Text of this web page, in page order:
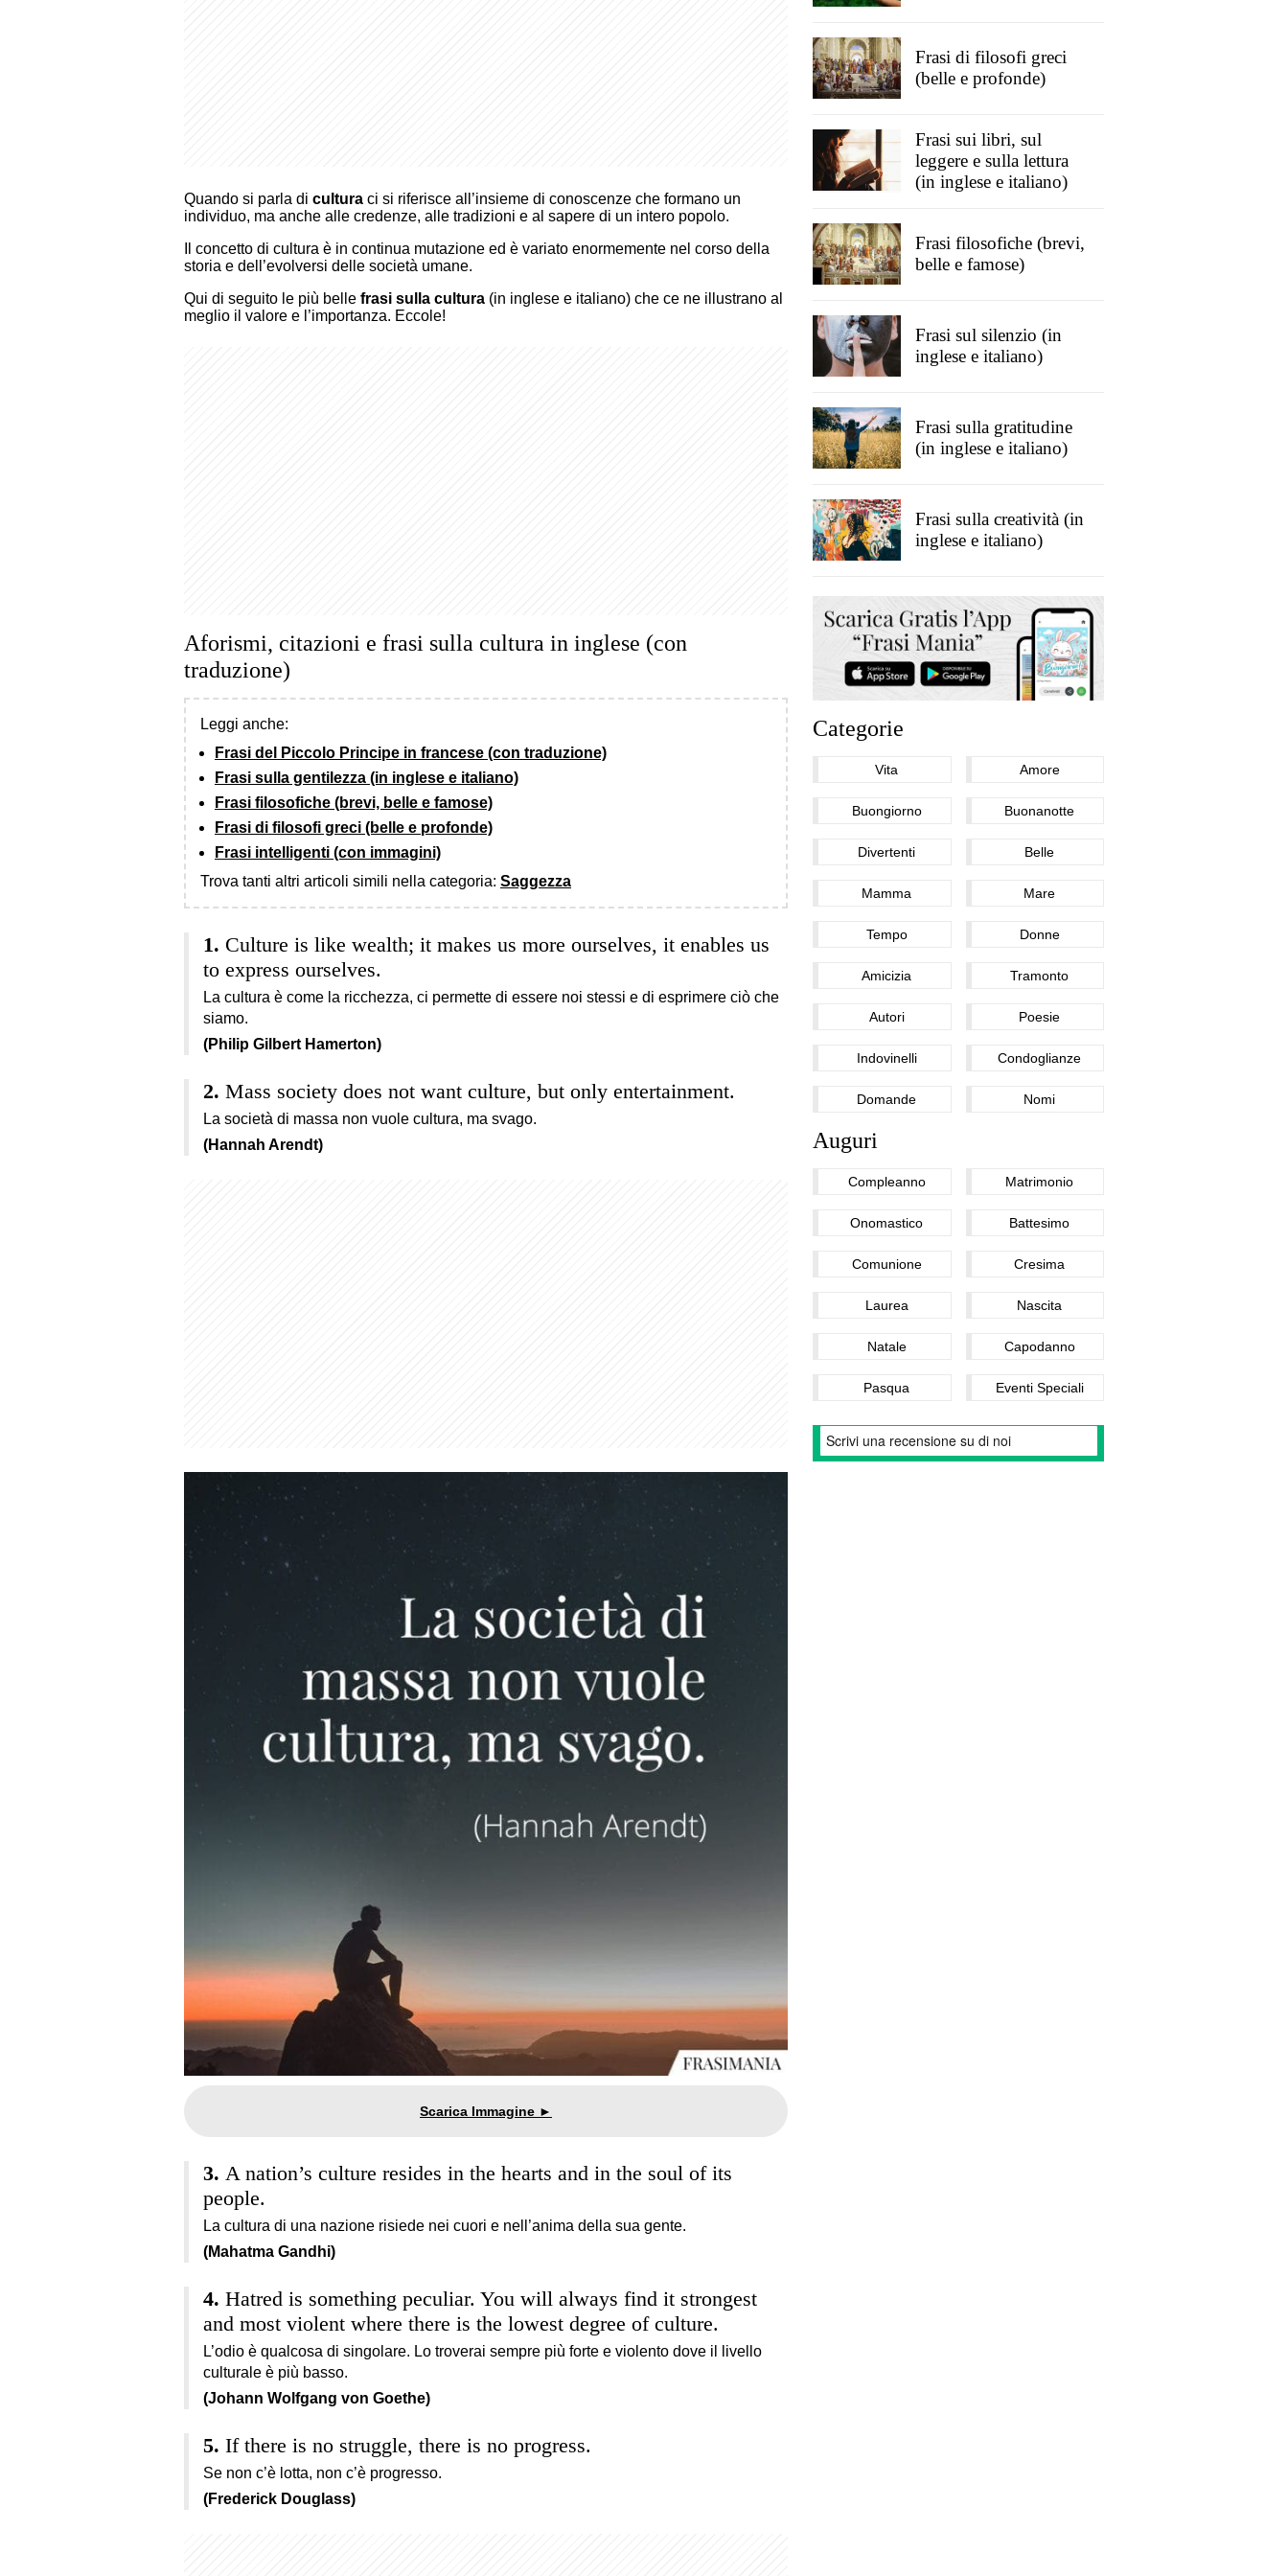
Quando si parla di cultura ci si riferisce all’insieme di conoscenze che formano un
individuo, ma anche alle credenze, alle tradizioni e al sapere di un intero popolo.
Il concetto di cultura è in continua mutazione ed è variato enormemente nel corso della
storia e dell’evolversi delle società umane.
Qui di seguito le più belle frasi sulla cultura (in inglese e italiano) che ce ne illustrano al
meglio il valore e l’importanza. Eccole!
Aforismi, citazioni e frasi sulla cultura in inglese (con
traduzione)
Leggi anche:
Frasi del Piccolo Principe in francese (con traduzione)
Frasi sulla gentilezza (in inglese e italiano)
Frasi filosofiche (brevi, belle e famose)
Frasi di filosofi greci (belle e profonde)
Frasi intelligenti (con immagini)
Trova tanti altri articoli simili nella categoria: Saggezza
Culture is like wealth; it makes us more ourselves, it enables us
to express ourselves.
La cultura è come la ricchezza, ci permette di essere noi stessi e di esprimere ciò che
siamo.
(Philip Gilbert Hamerton)
Mass society does not want culture, but only entertainment.
La società di massa non vuole cultura, ma svago.
(Hannah Arendt)
A nation’s culture resides in the hearts and in the soul of its
people.
La cultura di una nazione risiede nei cuori e nell’anima della sua gente.
(Mahatma Gandhi)
Hatred is something peculiar. You will always find it strongest
and most violent where there is the lowest degree of culture.
L’odio è qualcosa di singolare. Lo troverai sempre più forte e violento dove il livello
culturale è più basso.
(Johann Wolfgang von Goethe)
If there is no struggle, there is no progress.
Se non c’è lotta, non c’è progresso.
(Frederick Douglass)
Frasi di filosofi greci
(belle e profonde)
Frasi sui libri, sul
leggere e sulla lettura
(in inglese e italiano)
Frasi filosofiche (brevi,
belle e famose)
Frasi sul silenzio (in
inglese e italiano)
Frasi sulla gratitudine
(in inglese e italiano)
Frasi sulla creatività (in
inglese e italiano)
Categorie
Vita Amore
Buongiorno Buonanotte
Divertenti Belle
Mamma Mare
Tempo Donne
Amicizia Tramonto
Autori Poesie
Indovinelli Condoglianze
Domande Nomi
Auguri
Compleanno Matrimonio
Onomastico Battesimo
Comunione Cresima
Laurea Nascita
Natale Capodanno
Pasqua Eventi Speciali